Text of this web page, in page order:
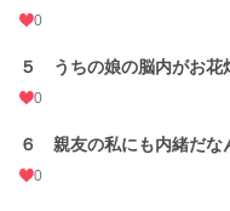
0
５ うちの娘の脳内がお花
0
６ 親友の私にも内緒だな
0